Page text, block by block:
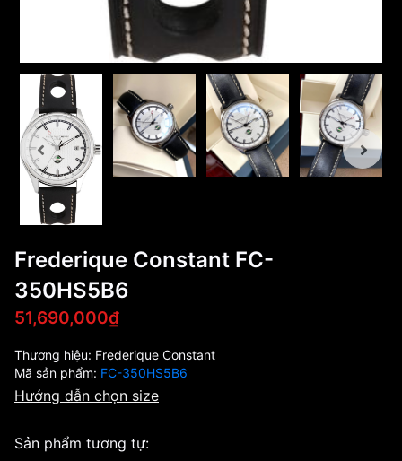
Frederique Constant FC-
350HS5B6
51,690,000₫
Thương hiệu: Frederique Constant
Mã sản phẩm: FC-350HS5B6
Hướng dẫn chọn size
Sản phẩm tương tự: